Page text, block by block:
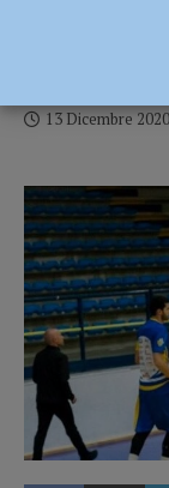
13 Dicembre 2020